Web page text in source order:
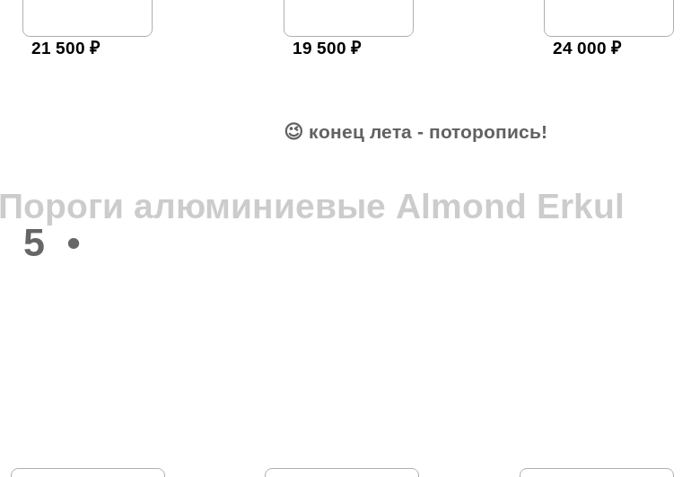
21 500 ₽ 19 500 ₽ 24 000 ₽
😉 конец лета - поторопись!
Пороги алюминиевые Almond Erkul
5 •